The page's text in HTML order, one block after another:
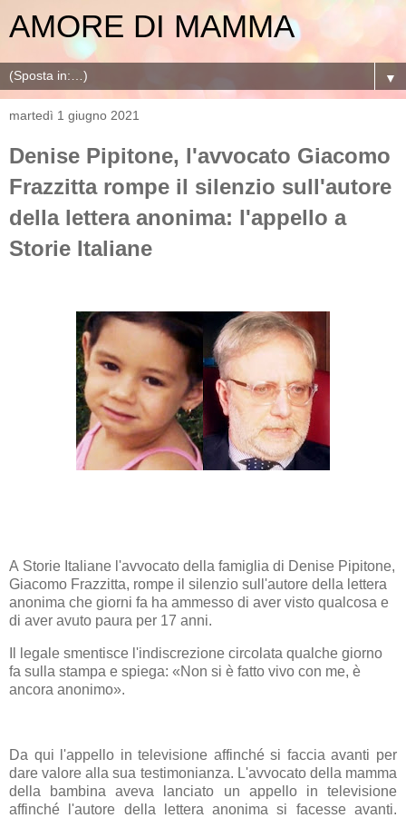
AMORE DI MAMMA
▼
martedì 1 giugno 2021
Denise Pipitone, l'avvocato Giacomo
Frazzitta rompe il silenzio sull'autore
della lettera anonima: l'appello a
Storie Italiane
A Storie Italiane l'avvocato della famiglia di Denise Pipitone,
Giacomo Frazzitta, rompe il silenzio sull'autore della lettera
anonima che giorni fa ha ammesso di aver visto qualcosa e
di aver avuto paura per 17 anni.
Il legale smentisce l'indiscrezione circolata qualche giorno
fa sulla stampa e spiega: «Non si è fatto vivo con me, è
ancora anonimo».
Da qui l'appello in televisione affinché si faccia avanti per
dare valore alla sua testimonianza. L'avvocato della mamma
della bambina aveva lanciato un appello in televisione
affinché l'autore della lettera anonima si facesse avanti.